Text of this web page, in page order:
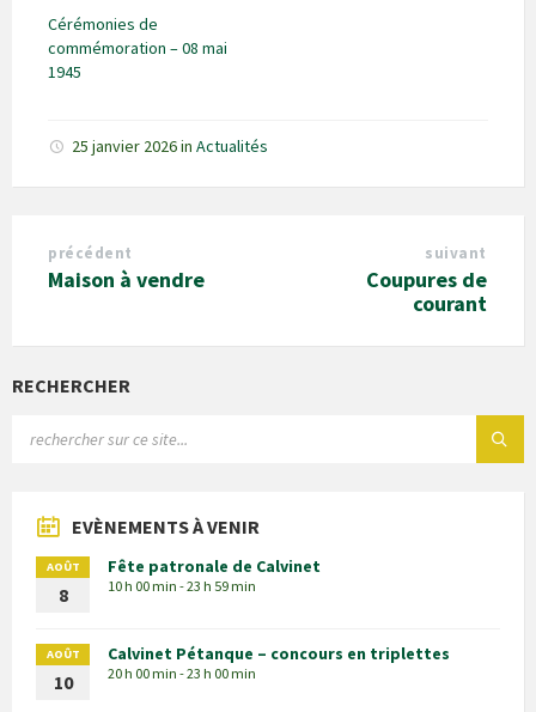
Cérémonies de
commémoration – 08 mai
1945
25 janvier 2026in Actualités
précédent
Maison à vendre
suivant
Coupures de
courant
RECHERCHER
EVÈNEMENTS À VENIR
AOÛT
8
Fête patronale de Calvinet
10 h 00 min - 23 h 59 min
AOÛT
10
Calvinet Pétanque – concours en triplettes
20 h 00 min - 23 h 00 min